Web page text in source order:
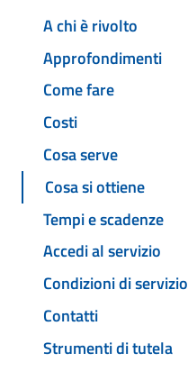
A chi è rivolto
Approfondimenti
Come fare
Costi
Cosa serve
Cosa si ottiene
Tempi e scadenze
Accedi al servizio
Condizioni di servizio
Contatti
Strumenti di tutela